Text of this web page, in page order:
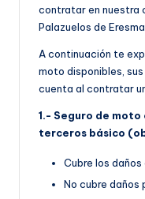
contratar en nuestra
Palazuelos de Eresma.
A continuación te
moto disponibles,
cuenta al contratar
1.- Seguro de moto
terceros básico
Cubre los
No cubre daños